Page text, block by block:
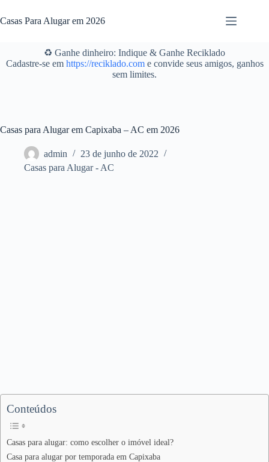
para
o
Casas Para Alugar em 2026
♻️ Ganhe dinheiro: Indique & Ganhe Reciklado
Cadastre-se em https://reciklado.come convide seus amigos, ganhos
sem limites.
Casas para Alugar em Capixaba – AC em 2026
admin
23 de junho de 2022
Casas para Alugar - AC
Conteúdos
Casas para alugar: como escolher o imóvel ideal?
Casa para alugar por temporada em Capixaba